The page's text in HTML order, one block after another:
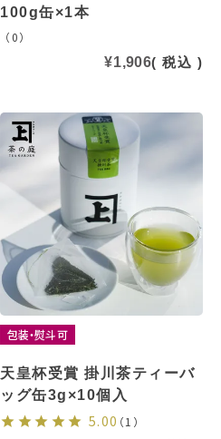
100g缶×1本
（0）
¥1,906 税込
包装・熨斗可
天皇杯受賞 掛川茶ティーバ
ッグ缶3g×10個入
5.00 （1）